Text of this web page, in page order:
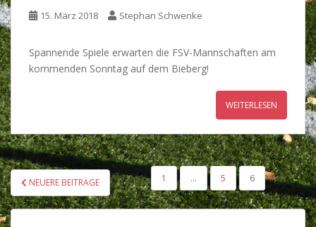
15. März 2018 Stephan Schwenke
Spannende Spiele erwarten die FSV-Mannschaften am
kommenden Sonntag auf dem Bieberg!
WEITERLESEN
SEITENNUMMERIERUNG
DER
BEITRÄGE
NEUERE BEITRÄGE 1 … 5 6